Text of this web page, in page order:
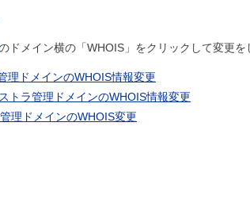
ドメイン横の「WHOIS」をクリックして変更を
理ドメインのWHOIS情報変更
トラ管理ドメインのWHOIS情報変更
理ドメインのWHOIS変更